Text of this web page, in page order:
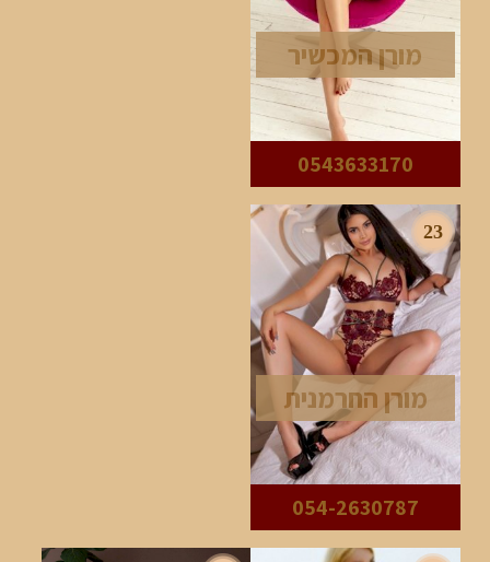
מורן המכשיר
0543633170
23
מורן החרמנית
054-2630787